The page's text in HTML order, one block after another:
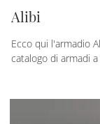
Alibi
Ecco qui l'armadio
catalogo di armadi